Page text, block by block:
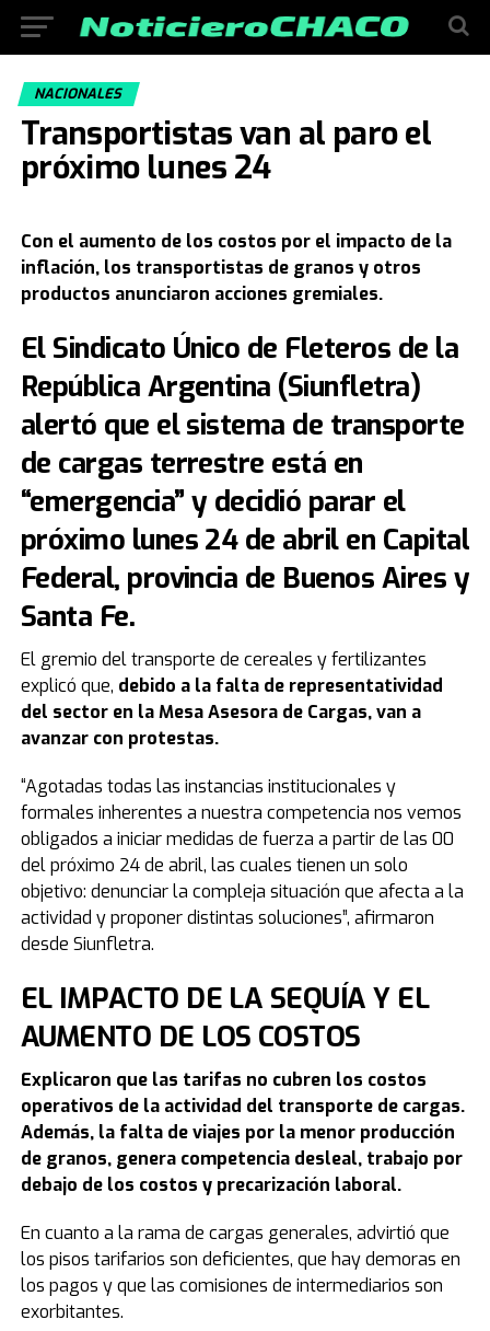
NACIONALES
Transportistas van al paro el
próximo lunes 24
Con el aumento de los costos por el impacto de la
inflación, los transportistas de granos y otros
productos anunciaron acciones gremiales.
El Sindicato Único de Fleteros de la
República Argentina (Siunfletra)
alertó que el sistema de transporte
de cargas terrestre está en
“emergencia” y decidió parar el
próximo lunes 24 de abril en Capital
Federal, provincia de Buenos Aires y
Santa Fe.
El gremio del transporte de cereales y fertilizantes
explicó que, debido a la falta de representatividad
del sector en la Mesa Asesora de Cargas, van a
avanzar con protestas.
“Agotadas todas las instancias institucionales y
formales inherentes a nuestra competencia nos vemos
obligados a iniciar medidas de fuerza a partir de las 00
del próximo 24 de abril, las cuales tienen un solo
objetivo: denunciar la compleja situación que afecta a la
actividad y proponer distintas soluciones”, afirmaron
desde Siunfletra.
EL IMPACTO DE LA SEQUÍA Y EL
AUMENTO DE LOS COSTOS
Explicaron que las tarifas no cubren los costos
operativos de la actividad del transporte de cargas.
Además, la falta de viajes por la menor producción
de granos, genera competencia desleal, trabajo por
debajo de los costos y precarización laboral.
En cuanto a la rama de cargas generales, advirtió que
los pisos tarifarios son deficientes, que hay demoras en
los pagos y que las comisiones de intermediarios son
exorbitantes.